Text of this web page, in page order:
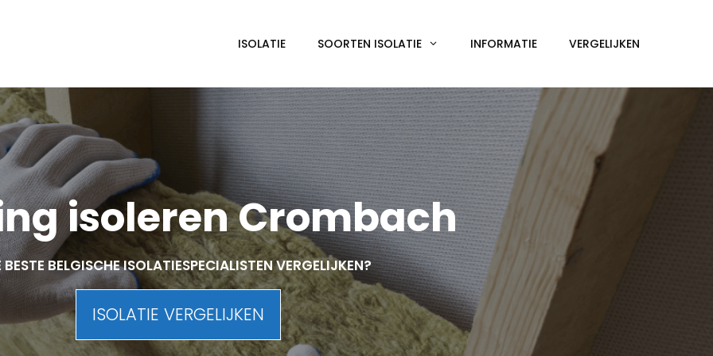
ISOLATIE SOORTEN ISOLATIE INFORMATIE VERGELIJKEN
isoleren Crombach
BESTE BELGISCHE ISOLATIESPECIALISTEN VERGELIJKEN?
ISOLATIE VERGELIJKEN